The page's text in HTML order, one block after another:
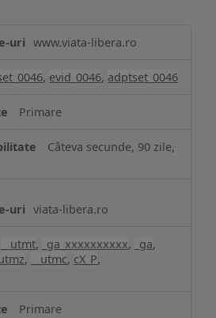
www.viata-libera.ro
, evid_0046, adptset_0046
Primare
Câteva secunde, 90 zile,
viata-libera.ro
__utmt, _ga_xxxxxxxxxx, _ga,
, __utmc, cX_P,
Primare